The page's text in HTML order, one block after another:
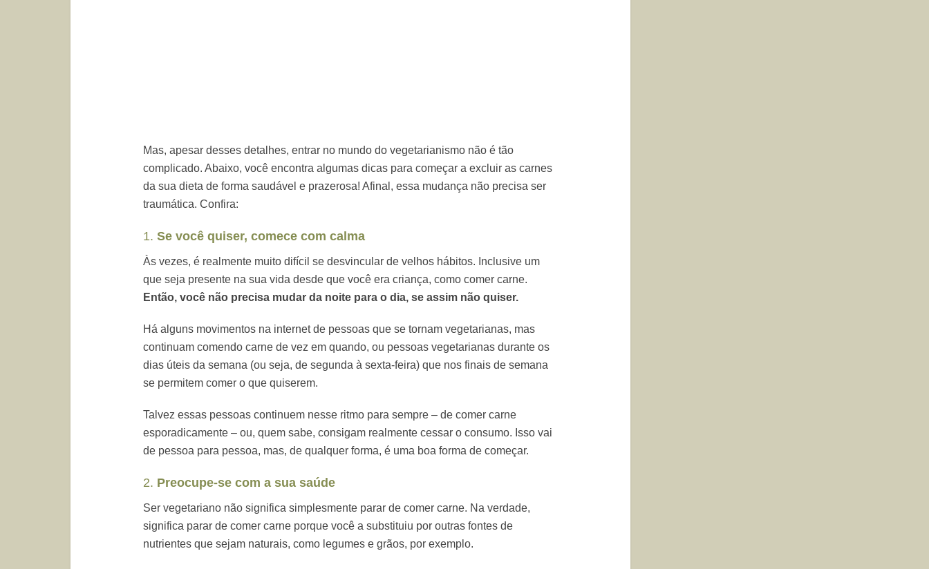
Mas, apesar desses detalhes, entrar no mundo do vegetarianismo não é tão
complicado. Abaixo, você encontra algumas dicas para começar a excluir as carnes
da sua dieta de forma saudável e prazerosa! Afinal, essa mudança não precisa ser
traumática. Confira:
1. Se você quiser, comece com calma
Às vezes, é realmente muito difícil se desvincular de velhos hábitos. Inclusive um
que seja presente na sua vida desde que você era criança, como comer carne.
Então, você não precisa mudar da noite para o dia, se assim não quiser.
Há alguns movimentos na internet de pessoas que se tornam vegetarianas, mas
continuam comendo carne de vez em quando, ou pessoas vegetarianas durante os
dias úteis da semana (ou seja, de segunda à sexta-feira) que nos finais de semana
se permitem comer o que quiserem.
Talvez essas pessoas continuem nesse ritmo para sempre – de comer carne
esporadicamente – ou, quem sabe, consigam realmente cessar o consumo. Isso vai
de pessoa para pessoa, mas, de qualquer forma, é uma boa forma de começar.
2. Preocupe-se com a sua saúde
Ser vegetariano não significa simplesmente parar de comer carne. Na verdade,
significa parar de comer carne porque você a substituiu por outras fontes de
nutrientes que sejam naturais, como legumes e grãos, por exemplo.